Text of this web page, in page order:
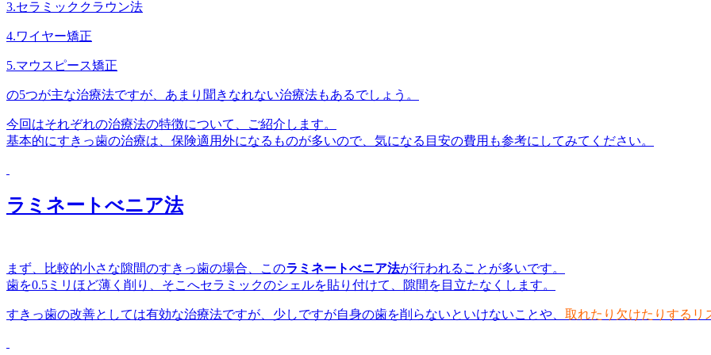
3.セラミッククラウン法
4.ワイヤー矯正
5.マウスピース矯正
の5つが主な治療法ですが、あまり聞きなれない治療法もあるでしょう。
今回はそれぞれの治療法の特徴について、ご紹介します。
基本的にすきっ歯の治療は、保険適用外になるものが多いので、気になる目安の費用も参考にしてみてください。
ラミネートべニア法
まず、比較的小さな隙間のすきっ歯の場合、このラミネートべニア法が行われることが多いです。
歯を0.5ミリほど薄く削り、そこへセラミックのシェルを貼り付けて、隙間を目立たなくします。
すきっ歯の改善としては有効な治療法ですが、少しですが自身の歯を削らないといけないことや、 取れたり欠けたりするリ